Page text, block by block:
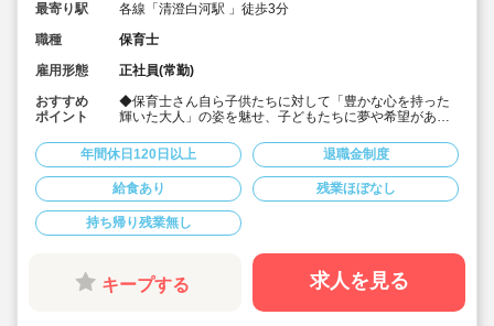
最寄り駅
各線「清澄白河駅 」徒歩3分
職種
保育士
雇用形態
正社員(常勤)
おすすめ
ポイント
◆保育士さん自ら子供たちに対して「豊かな心を持った
輝いた大人」の姿を魅せ、子どもたちに夢や希望がある
◆年間休日125日以上！
◆子育て期間中は時短勤務OK
◆半日有給OKで子育て中の方も働きやすい環境です
◆会社独自の休暇制度がありますので、独身、既婚者問
わずノビノビと働きやすい環境です。
◆宿舎借上げ制度利用可能です！
◆職員間の人間関係を大事にしています。チーム保育で
新しい仲間も皆でサポート。新卒で不安な方、中途で馴
染めるか不安な方ブランク空けの方、別業種からのキャ
リアチェンジの方！どんな方でもチームでサポートしあ
いながら保育をする環境です
年間休日120日以上 退職金制度
給食あり 残業ほぼなし
持ち帰り残業無し
キープする 求人を見る